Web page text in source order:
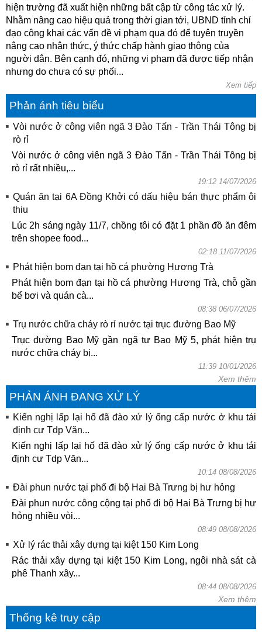
hiện trường đã xuất hiện những bất cập từ công tác xử lý.
Nhằm nâng cao hiệu quả trong thời gian tới, UBND tỉnh chỉ
đạo công khai các vấn đề vi phạm qua đó để tuyên truyền
nâng cao nhận thức, ý thức chấp hành giao thông của
người dân. Bên cạnh đó, những vi phạm đã được tiếp nhận
nhưng do chưa có sự phối...
Xem tiếp
Phản ánh tiêu biểu
Vòi nước ở công viên ngã 3 Đào Tấn - Trần Thái Tông bị
rò rỉ
Vòi nước ở công viên ngã 3 Đào Tấn - Trần Thái Tông bị
rò rỉ rất nhiều,...
19:12 14/07/2026
Quán ăn tại 6A Đồng Khởi có dấu hiệu bán thực phẩm ôi
thiu
Lúc 2h sáng ngày 11/7, chồng tôi có đặt 1 phần đồ ăn đêm
trên shopee food...
02:18 11/07/2026
Phát hiện bom đạn tại hồ cá phường Hương Trà
Phát hiện bom đạn tại hồ cá phường Hương Trà, chỗ gần
bể bơi và quán cà...
08:38 06/07/2026
Trụ nước chữa cháy rò rỉ nước tại trục đường Bao Mỹ
Trục đường Bao Mỹ gần ngã tư Bao Mỹ 5, phát hiện trụ
nước chữa cháy bị...
11:39 10/01/2026
Xem thêm
PHẢN ÁNH ĐANG XỬ LÝ
Kiến nghị lấp lại hố đã đào xử lý ống cấp nước ở khu tái
định cư Tdp Văn...
Kiến nghị lấp lại hố đã đào xử lý ống cấp nước ở khu tái
định cư Tdp Văn...
10:14 08/08/2026
Đài phun nước tại phố đi bộ Hai Bà Trưng bị hư hỏng
Đài phun nước công cộng tại phố đi bộ Hai Bà Trưng bị hư
hỏng nhiều vòi...
08:49 08/08/2026
Xử lý rác thải xây dựng tại kiệt 150 Kim Long
Rác thải xây dựng tại kiệt 150 Kim Long, ngôi nhà sát cà
phê Thanh xây...
08:44 08/08/2026
Xem thêm
Thống kê truy cập